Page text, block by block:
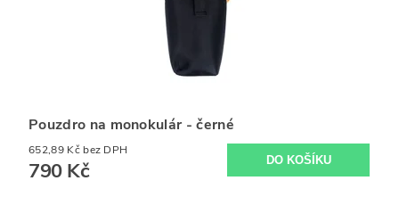
Pouzdro na monokulár - černé
652,89 Kč bez DPH
790 Kč